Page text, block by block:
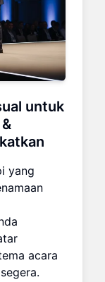
untuk
yang
acara